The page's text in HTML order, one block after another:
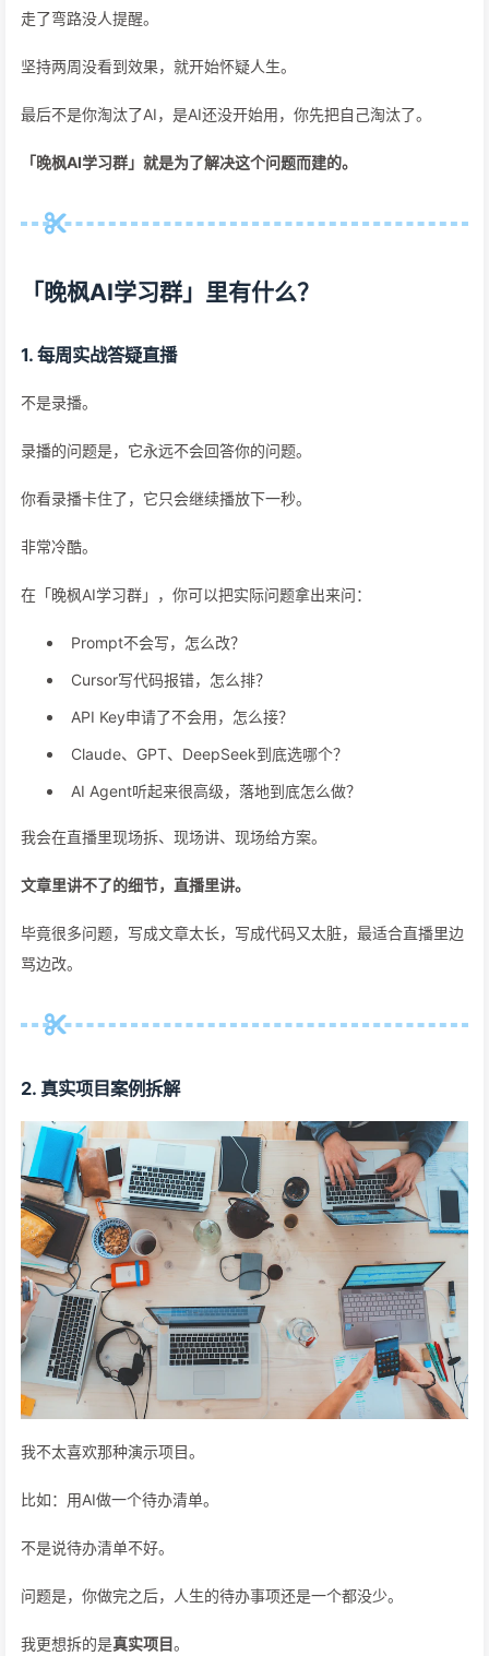
走了弯路没人提醒。
坚持两周没看到效果，就开始怀疑人生。
最后不是你淘汰了AI，是AI还没开始用，你先把自己淘汰了。
「晚枫AI学习群」就是为了解决这个问题而建的。
「晚枫AI学习群」里有什么？
1. 每周实战答疑直播
不是录播。
录播的问题是，它永远不会回答你的问题。
你看录播卡住了，它只会继续播放下一秒。
非常冷酷。
在「晚枫AI学习群」，你可以把实际问题拿出来问：
Prompt不会写，怎么改？
Cursor写代码报错，怎么排？
API Key申请了不会用，怎么接？
Claude、GPT、DeepSeek到底选哪个？
AI Agent听起来很高级，落地到底怎么做？
我会在直播里现场拆、现场讲、现场给方案。
文章里讲不了的细节，直播里讲。
毕竟很多问题，写成文章太长，写成代码又太脏，最适合直播里边
骂边改。
2. 真实项目案例拆解
我不太喜欢那种演示项目。
比如：用AI做一个待办清单。
不是说待办清单不好。
问题是，你做完之后，人生的待办事项还是一个都没少。
我更想拆的是真实项目。